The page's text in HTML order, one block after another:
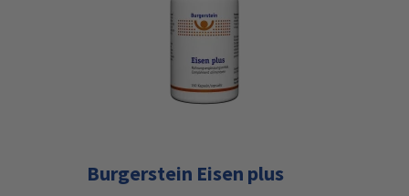
Burgerstein Eisen plus